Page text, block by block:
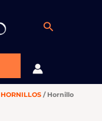
Buscar
HORNILLOS / Hornillo